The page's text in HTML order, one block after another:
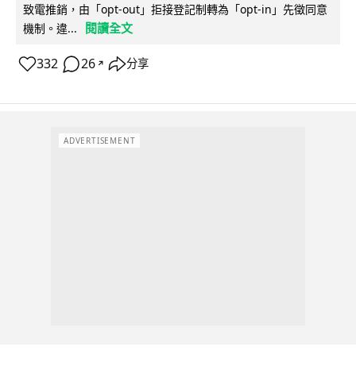
致電推銷，由「opt-out」拒接登記制轉為「opt-in」先徵同意
機制。違...
閱讀全文
332 26 ↗ 分享
ADVERTISEMENT